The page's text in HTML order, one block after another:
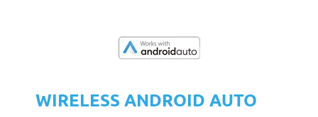
WIRELESS ANDROID AUTO